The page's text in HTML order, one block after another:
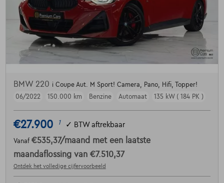
BMW 220 i Coupe Aut. M Sport! Camera, Pano, Hifi, Topper!
06/2022
150.000 km Benzine Automaat 135 kW ( 184 PK )
€27.900 1 ✓ BTW aftrekbaar
Vanaf €535,37/maand met een laatste
maandaflossing van €7.510,37
Ontdek het volledige cijfervoorbeeld